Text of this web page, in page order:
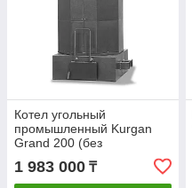
Котел угольный
промышленный Kurgan
Grand 200 (без
1 983 000 ₸